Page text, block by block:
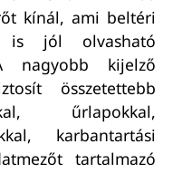
kínál, ami beltéri
is jól olvasható
nagyobb kijelző
összetettebb
űrlapokkal,
karbantartási
tartalmazó